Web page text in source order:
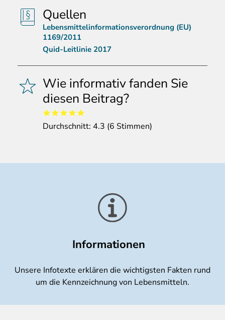
Quellen
Lebensmittelinformationsverordnung (EU)
1169/2011
Quid-Leitlinie 2017
Wie informativ fanden Sie
diesen Beitrag?
Durchschnitt: 4.3 (6 Stimmen)
Informationen
Unsere Infotexte erklären die wichtigsten Fakten rund
um die Kennzeichnung von Lebensmitteln.